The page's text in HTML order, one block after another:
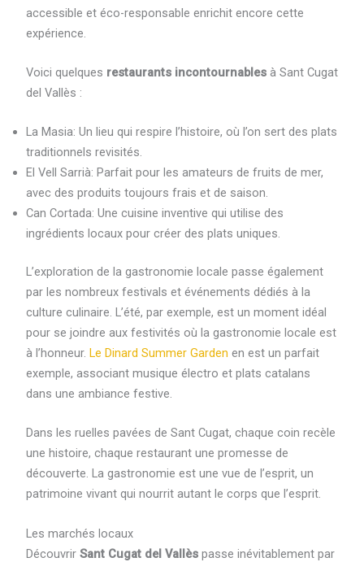
accessible et éco-responsable enrichit encore cette
expérience.
Voici quelques restaurants incontournablesà Sant Cugat
del Vallès :
La Masia: Un lieu qui respire l’histoire, où l’on sert des plats
traditionnels revisités.
El Vell Sarrià: Parfait pour les amateurs de fruits de mer,
avec des produits toujours frais et de saison.
Can Cortada: Une cuisine inventive qui utilise des
ingrédients locaux pour créer des plats uniques.
L’exploration de la gastronomie locale passe également
par les nombreux festivals et événements dédiés à la
culture culinaire. L’été, par exemple, est un moment idéal
pour se joindre aux festivités où la gastronomie locale est
à l’honneur. Le Dinard Summer Garden en est un parfait
exemple, associant musique électro et plats catalans
dans une ambiance festive.
Dans les ruelles pavées de Sant Cugat, chaque coin recèle
une histoire, chaque restaurant une promesse de
découverte. La gastronomie est une vue de l’esprit, un
patrimoine vivant qui nourrit autant le corps que l’esprit.
Les marchés locaux
Découvrir Sant Cugat del Vallèspasse inévitablement par